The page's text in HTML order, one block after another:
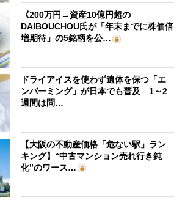
《200万円→資産10億円超の
DAIBOUCHOU氏が「年末までに株価倍
増期待」の5銘柄を公…
ドライアイスを使わず遺体を保つ「エ
ンバーミング」が日本でも普及 1～2
週間は問…
【大阪の不動産価格「危ない駅」ラン
キング】“中古マンション売れ行き鈍
化”のワース…